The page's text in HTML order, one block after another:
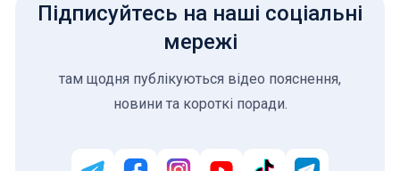
Підписуйтесь на наші соціальні
мережі
там щодня публікуються відео пояснення,
новини та короткі поради.